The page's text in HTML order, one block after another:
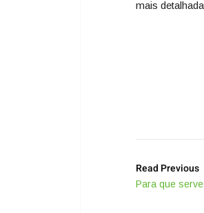
mais
Read Previous
Para que